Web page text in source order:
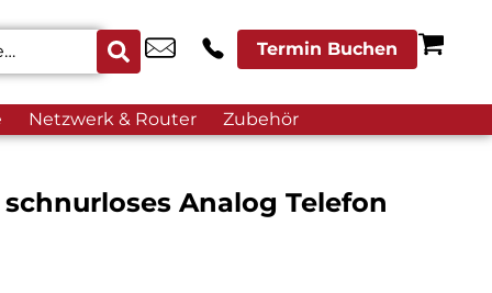
Termin Buchen
Netzwerk & Router Zubehör
schnurloses Analog Telefon